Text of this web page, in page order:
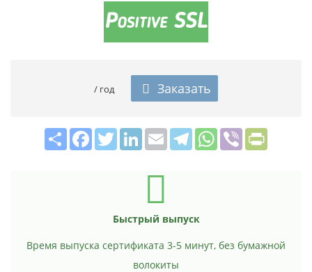
/ год Заказать
Share FacebookTwitterLinkedInEmail TelegramWhatsApp
Viber
Быстрый выпуск
Время выпуска сертификата 3-5 минут, без бумажной
волокиты